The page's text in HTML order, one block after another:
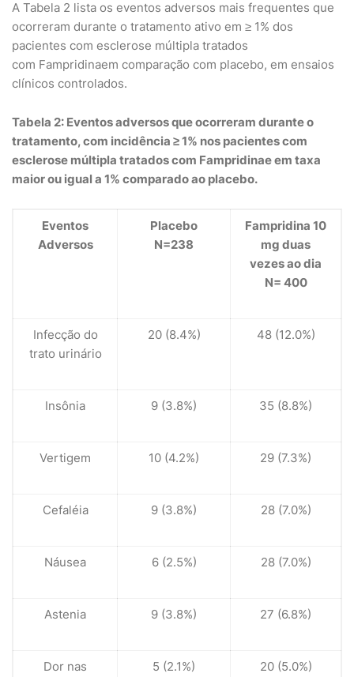
A Tabela 2 lista os eventos adversos mais frequentes que
ocorreram durante o tratamento ativo em ≥ 1% dos
pacientes com esclerose múltipla tratados
com Fampridinaem comparação com placebo, em ensaios
clínicos controlados.
Tabela 2: Eventos adversos que ocorreram durante o
tratamento, com incidência ≥ 1% nos pacientes com
esclerose múltipla tratados com Fampridinae em taxa
maior ou igual a 1% comparado ao placebo.
Eventos
Adversos
Placebo
N=238
Fampridina 10
mg duas
vezes ao dia
N= 400
Infecção do
trato urinário
20 (8.4%) 48 (12.0%)
Insônia 9 (3.8%) 35 (8.8%)
Vertigem 10 (4.2%) 29 (7.3%)
Cefaléia 9 (3.8%) 28 (7.0%)
Náusea 6 (2.5%) 28 (7.0%)
Astenia 9 (3.8%) 27 (6.8%)
Dor nas
5 (2.1%) 20 (5.0%)